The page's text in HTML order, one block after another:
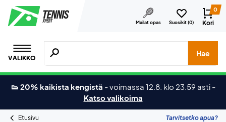
Mailat opas Suosikit (0)
0
Kori
VALIKKO
Hae tuotteita, merkkejä jne.
Hae
👟 20% kaikista kengistä -voimassa 12.8. klo 23.59 asti -
Katso valikoima
Etusivu Tarvitsetko apua?